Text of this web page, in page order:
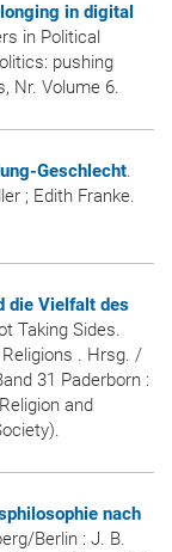
in digital
in Political
pushing
Nr. Volume 6.
Geschlecht.
; Edith Franke.
die Vielfalt des
Taking Sides.
. Hrsg. /
31 Paderborn :
and
nach
Berlin : J. B.